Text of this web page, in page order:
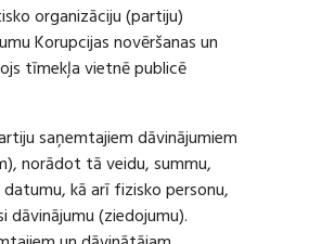
organizāciju (partiju)
Korupcijas novēršanas un
tīmekļa vietnē publicē
saņemtajiem dāvinājumiem
norādot tā veidu, summu,
kā arī fizisko personu,
dāvinājumu (ziedojumu).